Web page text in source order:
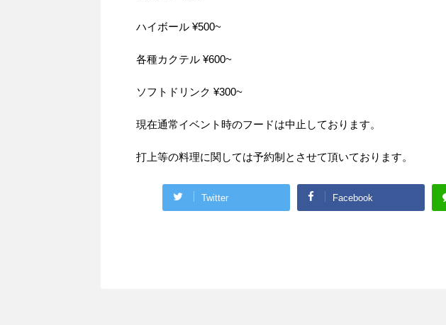
ハイボール ¥500~
各種カクテル ¥600~
ソフトドリンク ¥300~
現在通常イベント時のフードは中止しております。
打上等の料理に関しては予約制とさせて頂いております。
Twitter Facebook